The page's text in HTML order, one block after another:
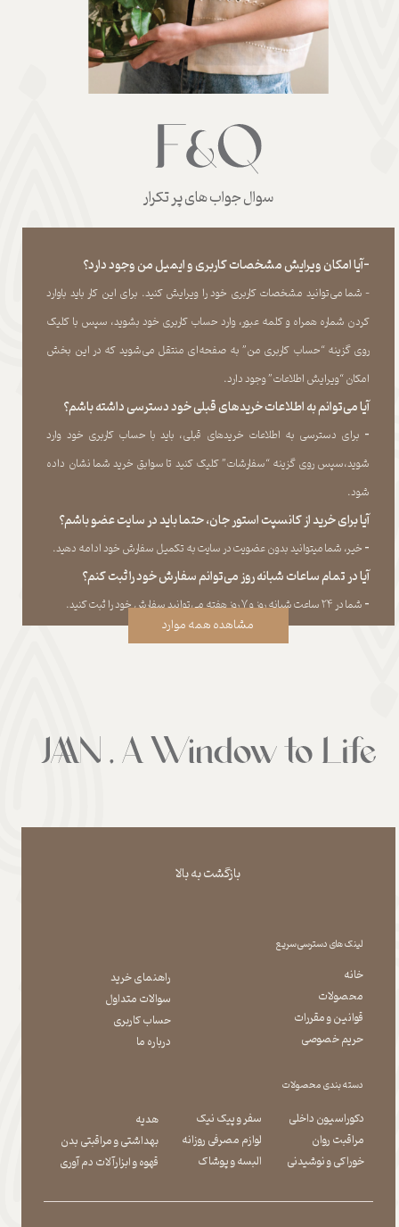
سوال جواب های پر تکرار
-آیا امکان ویرایش مشخصات کاربری و ایمیل من وجود دارد؟
- شما می‏‌توانید مشخصات کاربری خود را ویرایش کنید. برای این کار باید باوارد
کردن شماره همراه و کلمه عبور، وارد حساب کاربری خود بشوید، سپس با کلیک
روی گزینه “حساب کاربری من” به صفحه‏‌ای منتقل می‏‌شوید که در این بخش
امکان “ویرایش اطلاعات” وجود دارد.​​​​​​​
آیا می‌‏توانم به اطلاعات خریدهای قبلی خود دسترسی داشته باشم؟
​​​​​​​- برای دسترسی به اطلاعات خریدهای قبلی، باید با حساب کاربری خود وارد
شوید،سپس روی گزینه “سفارشات” کلیک کنید تا سوابق خرید شما نشان داده
‏شود.​​​​​​​
آیا برای خرید از کانسپت استور جان، حتما باید در سایت عضو باشم؟
​​​​​​​- خیر، شما میتوانید بدون عضویت در سایت به تکمیل سفارش خود ادامه دهید.​​​​​​​
آیا در تمام ساعات شبانه روز می‌توانم سفارش خود را ثبت کنم؟
​​​​​​​​​​​​​​- شما در ۲۴ ساعت شبانه روز و ۷ روز هفته می‌‏توانید سفارش خود را ثبت کنید.
مشاهده همه موارد
بازگشت به بالا
لینک های دسترسی سریع
دسته بندی محصولات
خانه
محصولات
قوانین و مقررات
حریم خصوصی
راهنمای خرید
سوالات متداول
حساب کاربری
درباره ما
دکوراسیون داخلی
مراقبت روان
​​​​​​​خوراکی و نوشیدنی
سفر و پیک نیک
لوازم مصرفی روزانه
​​​​​​​البسه و پوشاک
هدیه
بهداشتی و مراقبتی بدن
​​​​​​​قهوه و ابزارآلات دم آوری